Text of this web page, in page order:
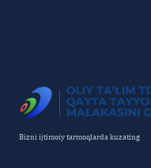
Bizni ijtimoiy tarmoqlarda kuzating